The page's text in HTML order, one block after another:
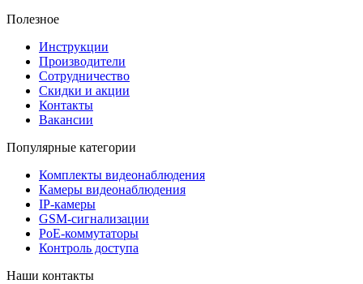
Полезное
Инструкции
Производители
Сотрудничество
Скидки и акции
Контакты
Вакансии
Популярные категории
Комплекты видеонаблюдения
Камеры видеонаблюдения
IP-камеры
GSM-сигнализации
PoE-коммутаторы
Контроль доступа
Наши контакты